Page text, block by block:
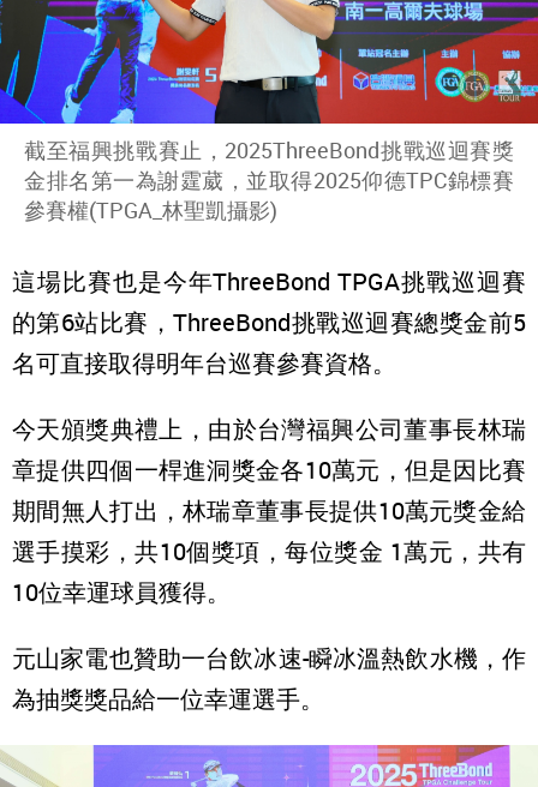
截至福興挑戰賽止，2025ThreeBond挑戰巡迴賽獎
金排名第一為謝霆葳，並取得2025仰德TPC錦標賽
參賽權(TPGA_林聖凱攝影)
這場比賽也是今年ThreeBond TPGA挑戰巡迴賽
的第6站比賽，ThreeBond挑戰巡迴賽總獎金前5
名可直接取得明年台巡賽參賽資格。
今天頒獎典禮上，由於台灣福興公司董事長林瑞
章提供四個一桿進洞獎金各10萬元，但是因比賽
期間無人打出，林瑞章董事長提供10萬元獎金給
選手摸彩，共10個獎項，每位獎金 1萬元，共有
10位幸運球員獲得。
元山家電也贊助一台飲冰速-瞬冰溫熱飲水機，作
為抽獎獎品給一位幸運選手。